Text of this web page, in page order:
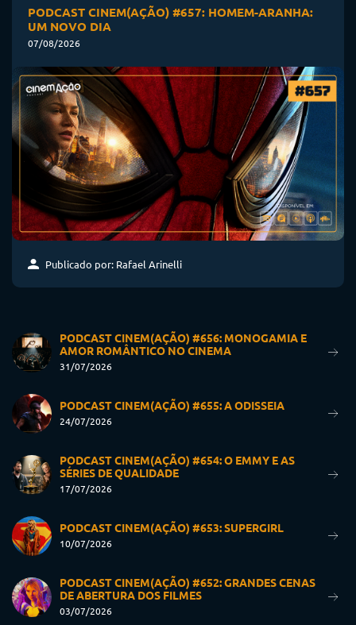
PODCAST CINEM(AÇÃO) #657: HOMEM-ARANHA:
UM NOVO DIA
07/08/2026
Publicado por: Rafael Arinelli
PODCAST CINEM(AÇÃO) #656: MONOGAMIA E
AMOR ROMÂNTICO NO CINEMA
31/07/2026
PODCAST CINEM(AÇÃO) #655: A ODISSEIA
24/07/2026
PODCAST CINEM(AÇÃO) #654: O EMMY E AS
SÉRIES DE QUALIDADE
17/07/2026
PODCAST CINEM(AÇÃO) #653: SUPERGIRL
10/07/2026
PODCAST CINEM(AÇÃO) #652: GRANDES CENAS
DE ABERTURA DOS FILMES
03/07/2026